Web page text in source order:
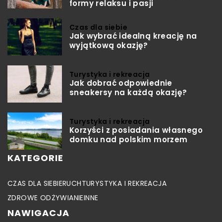
formy relaksu i pasji
Czas dla siebie
Jak wybrać idealną kreację na
wyjątkową okazję?
Turystyka i rekreacja
Jak dobrać odpowiednie
sneakersy na każdą okazję?
Turystyka i rekreacja
Korzyści z posiadania własnego
domku nad polskim morzem
KATEGORIE
CZAS DLA SIEBIERUCHTURYSTYKA I REKREACJA
ZDROWE ODŻYWIANIEINNE
NAWIGACJA